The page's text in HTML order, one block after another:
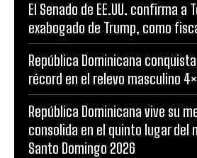
El Senado de EE.UU. confirma a
exabogado de Trump, como
República Dominicana
récord en el relevo masculino
República Dominicana vive su
consolida en el quinto lugar del
Santo Domingo 2026